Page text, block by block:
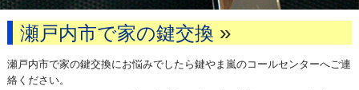
瀬戸内市で家の鍵交換 »
瀬戸内市で家の鍵交換にお悩みでしたら鍵やま嵐のコールセンターへご連
絡ください。